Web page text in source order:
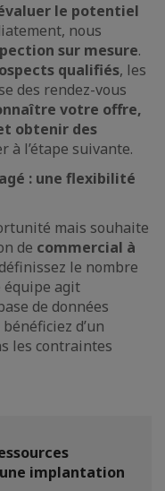
le potentiel
nous
sur mesure.
qualifiés, les
des rendez-vous
votre offre,
obtenir des
à l’étape suivante.
: une flexibilité
mais souhaite
de commercial à
le nombre
équipe agit
de données
d’un
les contraintes
implantation